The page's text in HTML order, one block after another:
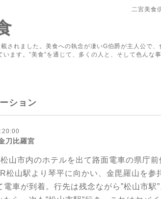
二宮美
されました。美食への執念が凄いG伯爵が主人公で
ます。”美食”を通じて、多くの人と、そして色んな
ション
刀比羅宮
山市内のホテルを出て路面電車の県庁
松山駅より琴平に向かい、金毘羅山を参
電車が到着。行先は残念ながら”松山市駅